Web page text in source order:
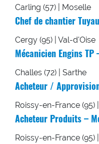
Carling (57) | Moselle
Chef de chantier
Cergy (95) | Val-d'Oise
Mécanicien Engins
Challes (72) | Sarthe
Acheteur /
Roissy-en-France (95)
Acheteur Produits –
Roissy-en-France (95)